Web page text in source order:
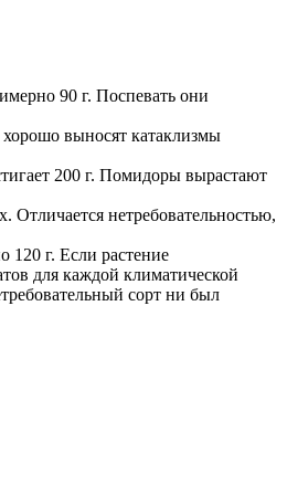
90 г. Поспевать они
выносят катаклизмы
200 г. Помидоры вырастают
нетребовательностью,
120 г. Если растение
для каждой климатической
сорт ни был